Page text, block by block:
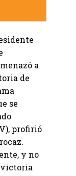
a
de
se
profirió
y no
victoria